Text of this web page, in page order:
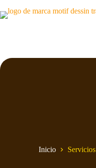
al
contenido
Inicio Servicios